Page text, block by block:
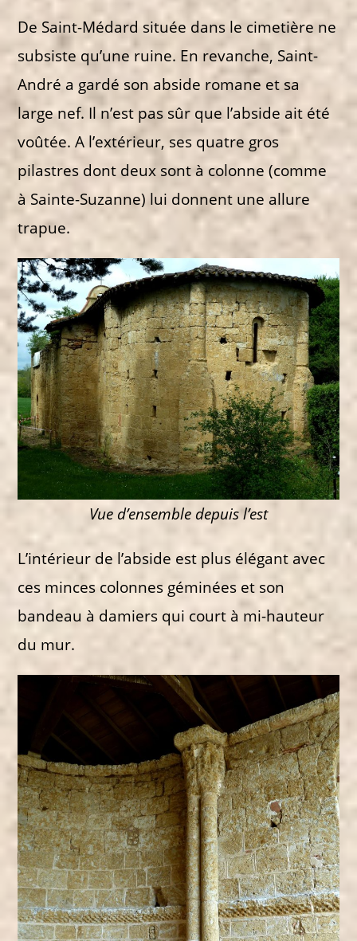
De Saint-Médard située dans le cimetière ne
subsiste qu’une ruine. En revanche, Saint-
André a gardé son abside romane et sa
large nef. Il n’est pas sûr que l’abside ait été
voûtée. A l’extérieur, ses quatre gros
pilastres dont deux sont à colonne (comme
à Sainte-Suzanne) lui donnent une allure
trapue.
Vue d’ensemble depuis l’est
L’intérieur de l’abside est plus élégant avec
ces minces colonnes géminées et son
bandeau à damiers qui court à mi-hauteur
du mur.